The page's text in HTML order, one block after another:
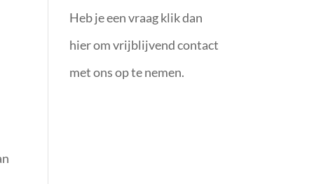
Heb je een vraag klik dan
hier om vrijblijvend contact
met ons op te nemen.